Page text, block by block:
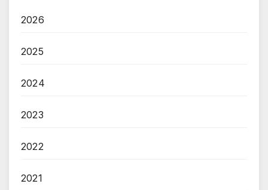
2026
2025
2024
2023
2022
2021